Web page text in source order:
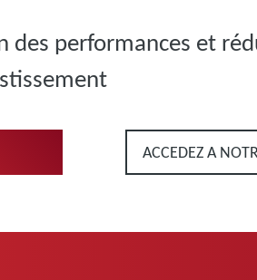
des performances et
ACCEDEZ A